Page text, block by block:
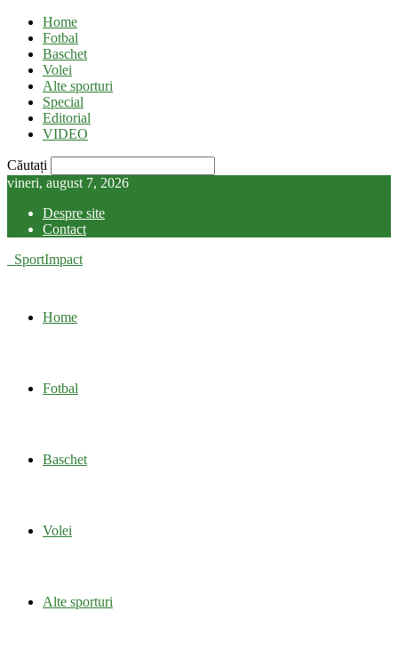
Home
Fotbal
Baschet
Volei
Alte sporturi
Special
Editorial
VIDEO
Căutați
vineri, august 7, 2026
Despre site
Contact
SportImpact
Home
Fotbal
Baschet
Volei
Alte sporturi